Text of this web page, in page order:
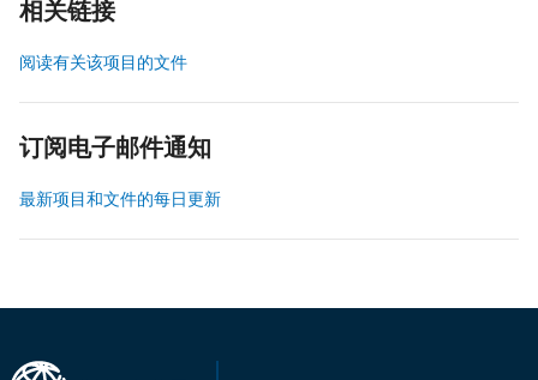
相关链接
阅读有关该项目的文件
订阅电子邮件通知
最新项目和文件的每日更新